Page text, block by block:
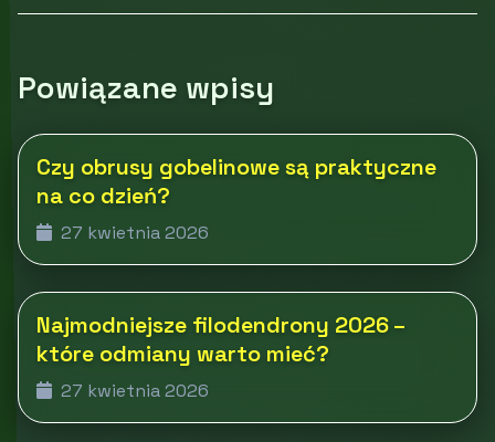
Powiązane wpisy
Czy obrusy gobelinowe są praktyczne
na co dzień?
27 kwietnia 2026
Najmodniejsze filodendrony 2026 –
które odmiany warto mieć?
27 kwietnia 2026